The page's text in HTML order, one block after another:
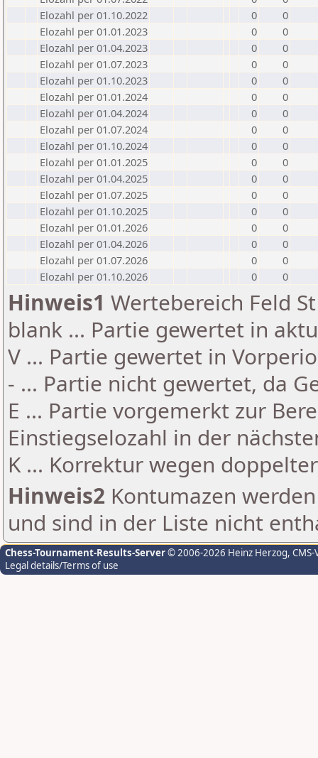
Elozahl per 01.10.2022
0
0
Elozahl per 01.01.2023
0
0
Elozahl per 01.04.2023
0
0
Elozahl per 01.07.2023
0
0
Elozahl per 01.10.2023
0
0
Elozahl per 01.01.2024
0
0
Elozahl per 01.04.2024
0
0
Elozahl per 01.07.2024
0
0
Elozahl per 01.10.2024
0
0
Elozahl per 01.01.2025
0
0
Elozahl per 01.04.2025
0
0
Elozahl per 01.07.2025
0
0
Elozahl per 01.10.2025
0
0
Elozahl per 01.01.2026
0
0
Elozahl per 01.04.2026
0
0
Elozahl per 01.07.2026
0
0
Elozahl per 01.10.2026
0 0
Hinweis1 Wertebereich Feld
blank ... Partie gewertet in
V ... Partie gewertet in
- ... Partie nicht gewertet, da
E ... Partie vorgemerkt zur
Einstiegselozahl in der
K ... Korrektur wegen
Hinweis2 Kontumazen
und sind in der Liste nicht
Chess-Tournament-Results-Server© 2006-2026 Heinz Herzog,
Legal details/Terms of use